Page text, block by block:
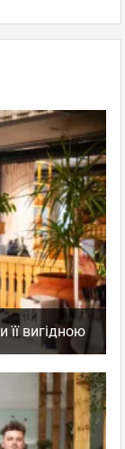
її вигідною